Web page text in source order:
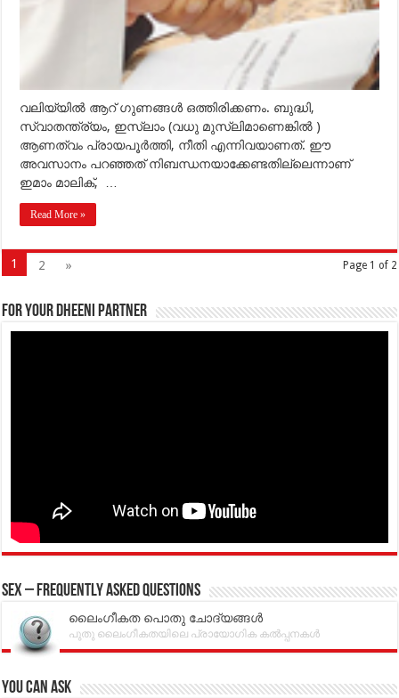
വലിയ്യില്‍ ആറ് ഗുണങ്ങള്‍ ഒത്തിരിക്കണം. ബുദ്ധി,
സ്വാതന്ത്ര്യം, ഇസ്ലാം (വധു മുസ്ലിമാണെങ്കില്‍ )
ആണത്വം പ്രായപൂര്‍ത്തി, നീതി എന്നിവയാണത്. ഈ
അവസാനം പറഞ്ഞത് നിബന്ധനയാക്കേണ്ടതില്ലെന്നാണ്
ഇമാം മാലിക്, …
Read More »
Page 1 of 2
1 2 »
For your Dheeni Partner
Sex – Frequently Asked Questions
ലൈംഗീകത പൊതു ചോദ്യങ്ങൾ
പുതു ലൈംഗീകതയിലെ പ്രായോഗിക കൽപ്പനകൾ
You can Ask